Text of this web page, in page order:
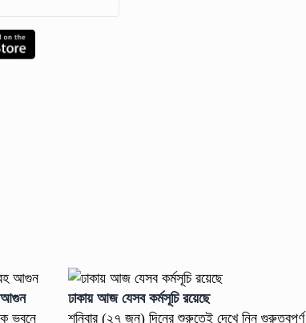
ভবনে ভয়াবহ আগুন
ভবনে
ঢাকায় আজ যেসব কর্মসূচি রয়েছে
শনিবার (২৭ জুন) দিনের শুরুতেই দেখে নিন গুরুত্বপূর্ণ